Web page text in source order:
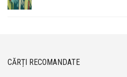
CĂRȚI RECOMANDATE